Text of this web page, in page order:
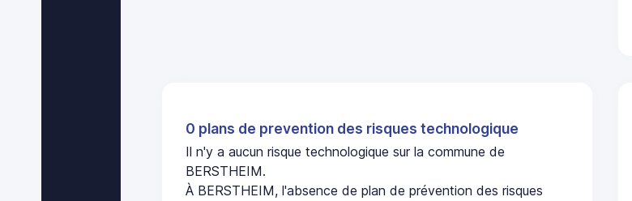
0 plans de prevention des risques technologique
Il n'y a aucun risque technologique sur la commune de
BERSTHEIM.
À BERSTHEIM, l'absence de plan de prévention des risques